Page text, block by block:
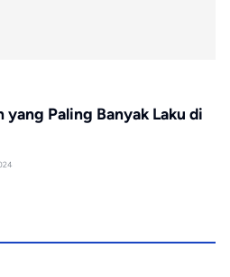
yang Paling Banyak Laku di